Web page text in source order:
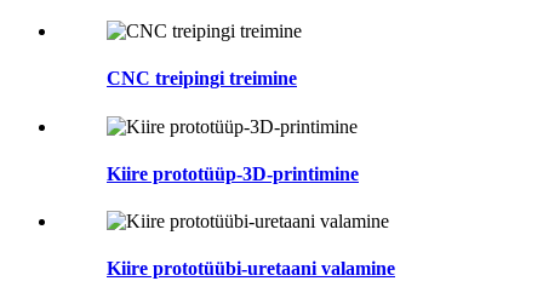
CNC treipingi treimine
Kiire prototüüp-3D-printimine
Kiire prototüübi-uretaani valamine